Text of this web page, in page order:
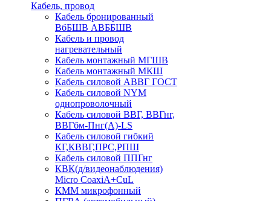
Кабель, провод
Кабель бронированный
ВбБШВ АВББШВ
Кабель и провод
нагревательный
Кабель монтажный МГШВ
Кабель монтажный МКШ
Кабель силовой АВВГ ГОСТ
Кабель силовой NYM
однопроволочный
Кабель силовой ВВГ, ВВГнг,
ВВГбм-Пнг(А)-LS
Кабель силовой гибкий
КГ,КВВГ,ПРС,РПШ
Кабель силовой ППГнг
КВК(д/видеонаблюдения)
Micro CoaxiA+CuL
КММ микрофонный